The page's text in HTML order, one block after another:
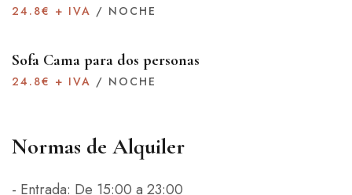
24.8€ + IVA / NOCHE
Sofa Cama para dos personas
24.8€ + IVA / NOCHE
Normas de Alquiler
- Entrada: De 15:00 a 23:00